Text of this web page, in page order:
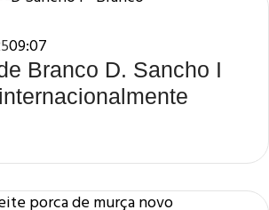
09:07
Branco D. Sancho I